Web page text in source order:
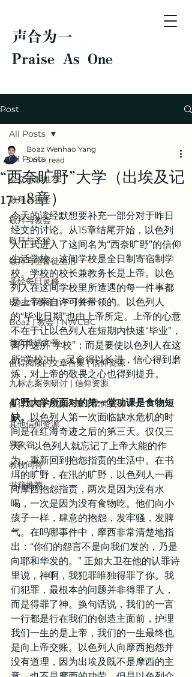
声合为一
Praise As One
Post
All Posts
会众诗歌推荐
敬拜与神学
敬拜与教会
敬拜与圣经
敬拜与基督徒生活
圣经每日灵修
Boaz | 教会 | 学习牧养
Boaz | 教会 | NWCBC
首页推送文章
值得阅读的文章合集 | 信仰资源
九标志案例研讨 | 信仰资源
值得观看的视频合集 | 信仰资源
其他信仰资源
异象谷
教牧问答
书籍推荐
All Posts
“西奈旷野”大学（出埃及记
17-18章）
Boaz Wenhao Yang
5 min read
今天的读经默想要补充一部分对于昨日
经文的讨论。从15章结尾开始，以色列
人正式进入了这间名为“西奈旷野”的信仰
生活学校。这间学校是全日制寄宿制学
校。学校的校长兼教务长是上帝。以色
列人在这间学校里所遭遇的每一件事都
是上帝亲自许可并带领的。以色列人
的“毕业日期”也由上帝所定。上帝的心意
不在于让以色列人在短期内快速“毕业”，
离开这所“学校”；而是要使以色列人在这
所“学校”中，灵命得以长进，信心得到磨
炼，对上帝的敬畏之心也得到提升。
旷野大学所面对的第一堂功课是食物短
缺。 以色列人第一次面临缺水危机的时
间是在红海奇迹之后的第三天。仅仅三
天， 以色列人就忘记了上帝大能的作
为，重新回到抱怨指责的生活中。在书
珥的旷野，在汛的旷野，以色列人一再
向摩西抱怨指责，两次是因为没有水
喝，一次是因为没有食物吃。他们向小
孩子一样，肆意的抱怨，发牢骚，发脾
气。在吗哪事件中，摩西非常清楚地指
出：“你们的怨言不是向我们发的，乃是
向耶和华发的。” 正如大卫在他的认罪诗
里说，神啊，我犯罪唯独得罪了你。我
们犯罪，最根本的问题并非得罪了人，
而是得罪了神。换句话说，我们的一言
一行都是行在我们的创造主面前，护理
我们一生的是上帝，我们的一生最终也
是向上帝交账。以色列人向摩西抱怨并
没有道理，因为出埃及既不是摩西的主